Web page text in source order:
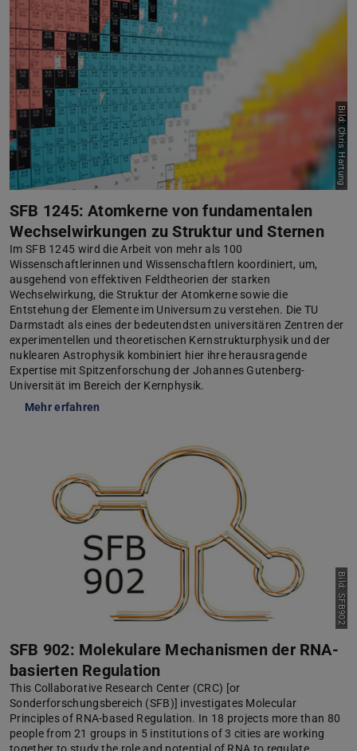
Bild: Chris Hartung
SFB 1245: Atomkerne von fundamentalen
Wechselwirkungen zu Struktur und Sternen
Im SFB 1245 wird die Arbeit von mehr als 100
Wissenschaftlerinnen und Wissenschaftlern koordiniert, um,
ausgehend von effektiven Feldtheorien der starken
Wechselwirkung, die Struktur der Atomkerne sowie die
Entstehung der Elemente im Universum zu verstehen. Die TU
Darmstadt als eines der bedeutendsten universitären Zentren der
experimentellen und theoretischen Kernstrukturphysik und der
nuklearen Astrophysik kombiniert hier ihre herausragende
Expertise mit Spitzenforschung der Johannes Gutenberg-
Universität im Bereich der Kernphysik.
Mehr erfahren
Bild: SFB902
SFB 902: Molekulare Mechanismen der RNA-
basierten Regulation
This Collaborative Research Center (CRC) [or
Sonderforschungsbereich (SFB)] investigates Molecular
Principles of RNA-based Regulation. In 18 projects more than 80
people from 21 groups in 5 institutions of 3 cities are working